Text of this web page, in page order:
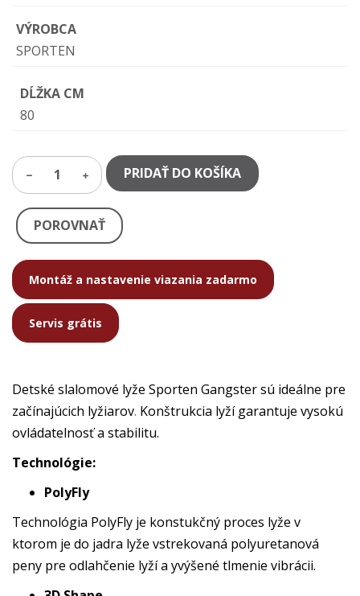
VÝROBCA
SPORTEN
DĹŽKA CM
80
1 PRIDAŤ DO KOŠÍKA
POROVNAŤ
Montáž a nastavenie viazania zadarmo
Servis grátis
Detské slalomové lyže Sporten Gangster sú ideálne pre
začínajúcich lyžiarov. Konštrukcia lyží garantuje vysokú
ovládatelnosť a stabilitu.
Technológie:
PolyFly
Technológia PolyFly je konstukčný proces lyže v
ktorom je do jadra lyže vstrekovaná polyuretanová
peny pre odlahčenie lyží a yvýšené tlmenie vibrácii.